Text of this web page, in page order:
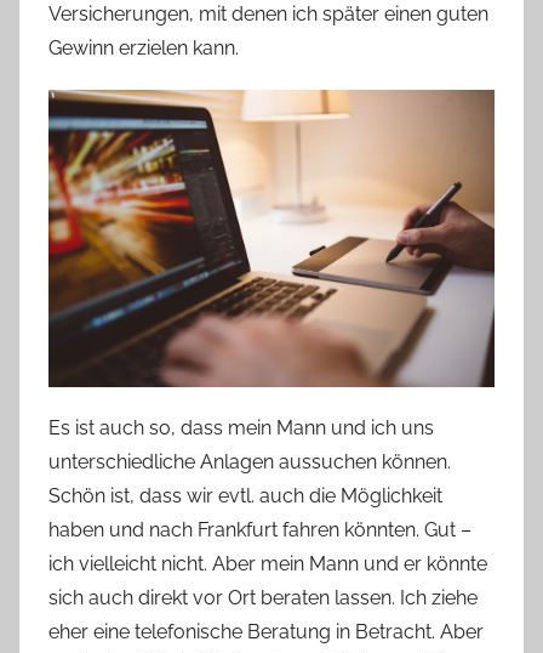
Versicherungen, mit denen ich später einen guten
Gewinn erzielen kann.
Es ist auch so, dass mein Mann und ich uns
unterschiedliche Anlagen aussuchen können.
Schön ist, dass wir evtl. auch die Möglichkeit
haben und nach Frankfurt fahren könnten. Gut –
ich vielleicht nicht. Aber mein Mann und er könnte
sich auch direkt vor Ort beraten lassen. Ich ziehe
eher eine telefonische Beratung in Betracht. Aber